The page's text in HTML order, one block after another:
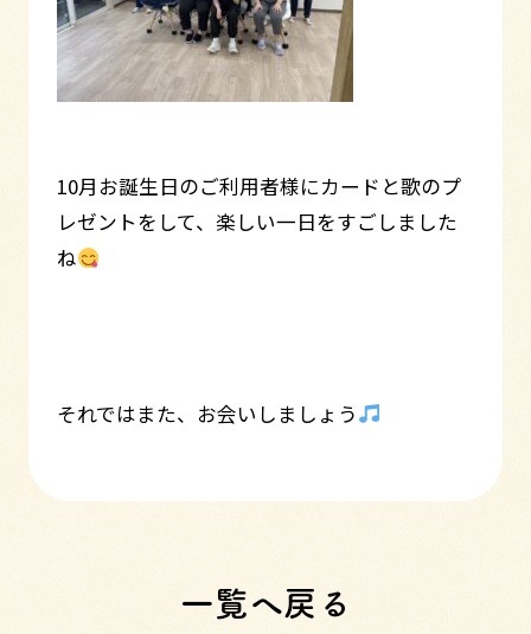
10月お誕生日のご利用者様にカードと歌のプ
レゼントをして、楽しい一日をすごしました
ね
それではまた、お会いしましょう
一覧へ戻る